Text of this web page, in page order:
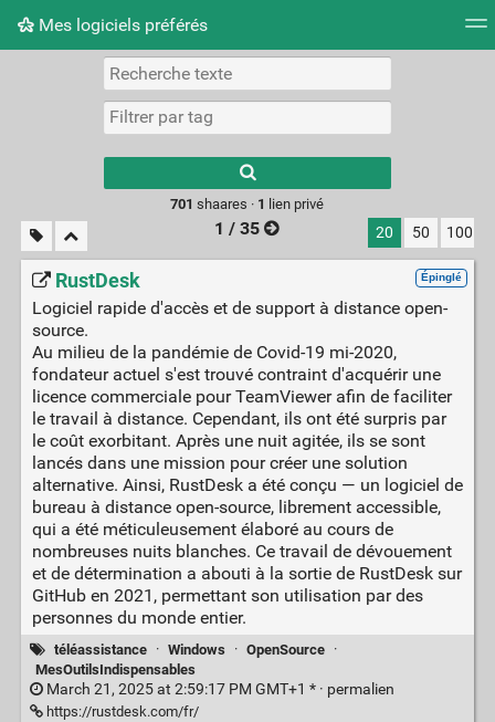
Mes logiciels préférés
Nuage de tags Mur d'images
results.
701 shaares · 1 lien privé
1 / 35 20 50 100
Épinglé
RustDesk
Logiciel rapide d'accès et de support à distance open-
source.
Au milieu de la pandémie de Covid-19 mi-2020,
fondateur actuel s'est trouvé contraint d'acquérir une
licence commerciale pour TeamViewer afin de faciliter
le travail à distance. Cependant, ils ont été surpris par
le coût exorbitant. Après une nuit agitée, ils se sont
lancés dans une mission pour créer une solution
alternative. Ainsi, RustDesk a été conçu — un logiciel de
bureau à distance open-source, librement accessible,
qui a été méticuleusement élaboré au cours de
nombreuses nuits blanches. Ce travail de dévouement
et de détermination a abouti à la sortie de RustDesk sur
GitHub en 2021, permettant son utilisation par des
personnes du monde entier.
téléassistance · Windows · OpenSource ·
MesOutilsIndispensables
March 21, 2025 at 2:59:17 PM GMT+1 * · permalien
https://rustdesk.com/fr/